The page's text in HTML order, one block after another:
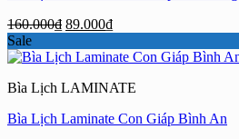
160.000₫ Giá
là:
89.000₫Giá
tại
89.000₫.
Sale
Bìa Lịch LAMINATE
Bìa Lịch Laminate Con Giáp Bình An